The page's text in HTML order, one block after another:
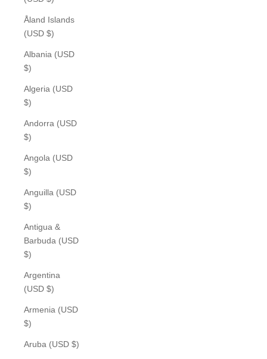
Åland Islands
(USD $)
Albania (USD
$)
Algeria (USD
$)
Andorra (USD
$)
Angola (USD
$)
Anguilla (USD
$)
Antigua &
Barbuda (USD
$)
Argentina
(USD $)
Armenia (USD
$)
Aruba (USD $)